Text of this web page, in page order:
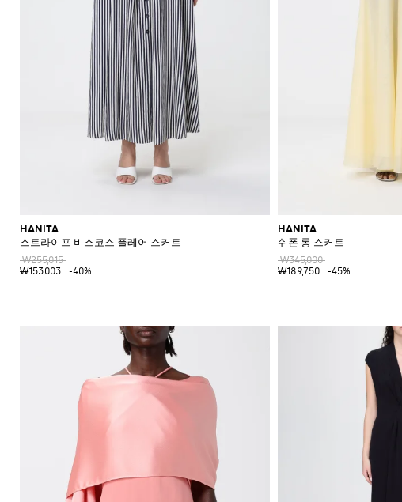
HANITA
스트라이프 비스코스 플레어 스커트
₩255,015
₩153,003
-40%
HANITA
쉬폰 롱 스커트
₩345,000
₩189,750
-45%